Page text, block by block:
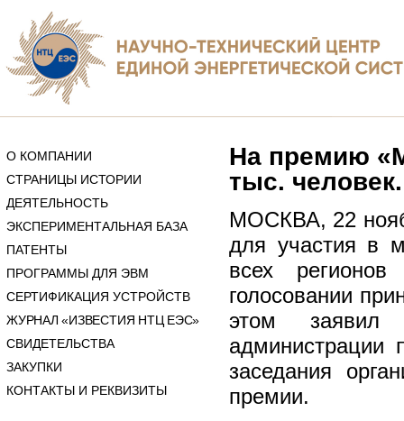
О КОМПАНИИ
СТРАНИЦЫ ИСТОРИИ
ДЕЯТЕЛЬНОСТЬ
ЭКСПЕРИМЕНТАЛЬНАЯ БАЗА
ПАТЕНТЫ
ПРОГРАММЫ ДЛЯ ЭВМ
СЕРТИФИКАЦИЯ УСТРОЙСТВ
ЖУРНАЛ «ИЗВЕСТИЯ НТЦ ЕЭС»
СВИДЕТЕЛЬСТВА
ЗАКУПКИ
КОНТАКТЫ И РЕКВИЗИТЫ
На премию
тыс. человек.
МОСКВА, 22
для участия в
всех
голосовании
этом заявил
администрации
заседания
премии.